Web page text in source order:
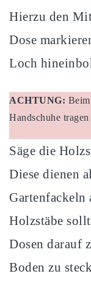
Hierzu den
Dose
Loch
ACHTUNG:
Handschuhe
Säge die
Diese dienen
Gartenfackeln
Holzstäbe
Dosen darauf
Boden zu